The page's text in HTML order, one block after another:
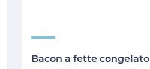
Bacon a fette congelato